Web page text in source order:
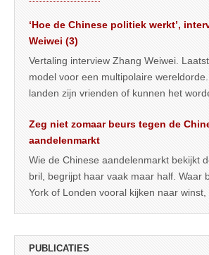
‘Hoe de Chinese politiek werkt’,
Weiwei (3)
Vertaling interview Zhang Weiwei.
model voor een multipolaire
landen zijn vrienden of kunnen het
Zeg niet zomaar beurs tegen de
aandelenmarkt
Wie de Chinese aandelenmarkt bekijkt
bril, begrijpt haar vaak maar half. Waar
York of Londen vooral kijken naar winst,
PUBLICATIES